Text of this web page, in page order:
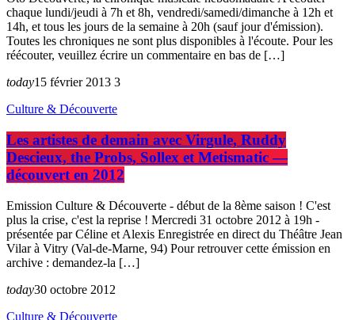
chaque lundi/jeudi à 7h et 8h, vendredi/samedi/dimanche à 12h et
14h, et tous les jours de la semaine à 20h (sauf jour d'émission).
Toutes les chroniques ne sont plus disponibles à l'écoute. Pour les
réécouter, veuillez écrire un commentaire en bas de […]
today15 février 2013 3
Culture & Découverte
Les artistes de demain avec Virgule, Ruddy
Descieux, the Probs, Sollex et Metismatic —
découvert en 2012
Emission Culture & Découverte - début de la 8ème saison ! C'est
plus la crise, c'est la reprise ! Mercredi 31 octobre 2012 à 19h -
présentée par Céline et Alexis Enregistrée en direct du Théâtre Jean
Vilar à Vitry (Val-de-Marne, 94) Pour retrouver cette émission en
archive : demandez-la […]
today30 octobre 2012
Culture & Découverte